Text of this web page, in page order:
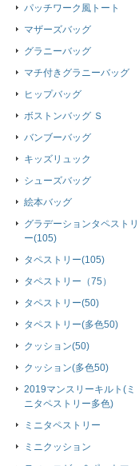
パッチワーク風トート
マザーズバッグ
グラニーバッグ
マチ付きグラニーバッグ
ヒップバッグ
ボストンバッグ Ｓ
バンブーバッグ
キッズリュック
シューズバッグ
絵本バッグ
グラデーションタペストリ
ー(105)
タペストリー(105)
タペストリー（75）
タペストリー(50)
タペストリー(多色50)
クッション(50)
クッション(多色50)
2019マンスリーキルト(ミ
ニタペストリー多色)
ミニタペストリー
ミニクッション